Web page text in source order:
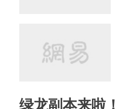
绿龙副本来啦